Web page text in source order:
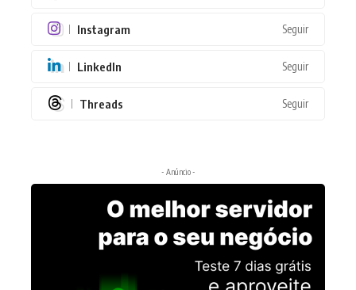
Instagram Seguir
LinkedIn Seguir
Threads Seguir
- Anúncio -